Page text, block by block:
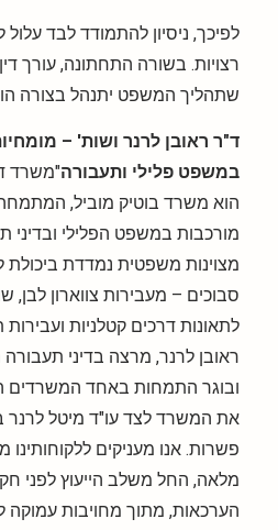
לפיכך, ניסיון להתמודד לבד
רצויות. בשורה התחתונה, עורך
שתהליך המשפט יתנהל בצורה
ד"ר ראובן לרנר ושות' –
במשפט פלילי ותעבורה"משרד
הוא משרד בוטיק מוביל, המתמחה
מורכבות במשפט הפלילי ובדיני
מצוינות משפטית נמדדת ביכולת
סבוכים – מעבירות צווארון לבן,
לתאונות דרכים קטלניות
ראובן לרנר, מרצה בדיני
ובוגר התמחות באחד המשרדים
את המשרד לצד עו"ד מיטל לרנר
פשרות. אנו מעניקים
מלאה, החל משלב הייעוץ לפני
הערכאות, מתוך מחויבות